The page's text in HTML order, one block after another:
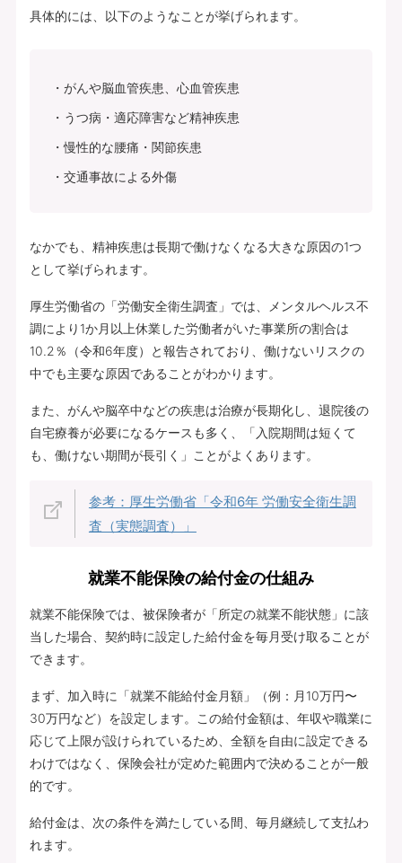
具体的には、以下のようなことが挙げられます。
がんや脳血管疾患、心血管疾患
うつ病・適応障害など精神疾患
慢性的な腰痛・関節疾患
交通事故による外傷
なかでも、精神疾患は長期で働けなくなる大きな原因の1つ
として挙げられます。
厚生労働省の「労働安全衛生調査」では、メンタルヘルス不
調により1か月以上休業した労働者がいた事業所の割合は
10.2％（令和6年度）と報告されており、働けないリスクの
中でも主要な原因であることがわかります。
また、がんや脳卒中などの疾患は治療が長期化し、退院後の
自宅療養が必要になるケースも多く、「入院期間は短くて
も、働けない期間が長引く」ことがよくあります。
参考：厚生労働省「令和6年 労働安全衛生調
査（実態調査）」
就業不能保険の給付金の仕組み
就業不能保険では、被保険者が「所定の就業不能状態」に該
当した場合、契約時に設定した給付金を毎月受け取ることが
できます。
まず、加入時に「就業不能給付金月額」（例：月10万円〜
30万円など）を設定します。この給付金額は、年収や職業に
応じて上限が設けられているため、全額を自由に設定できる
わけではなく、保険会社が定めた範囲内で決めることが一般
的です。
給付金は、次の条件を満たしている間、毎月継続して支払わ
れます。